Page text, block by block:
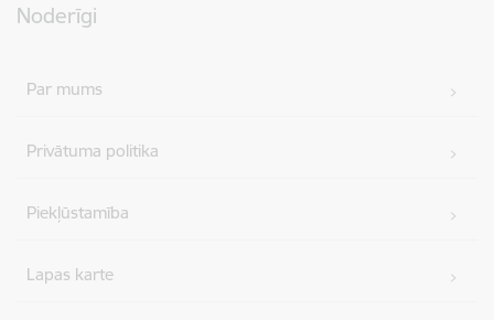
Noderīgi
Par mums
Privātuma politika
Piekļūstamība
Lapas karte